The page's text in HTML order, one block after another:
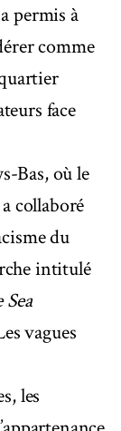
permis à
comme
face
Bas, où le
collaboré
du
intitulé
vagues
les